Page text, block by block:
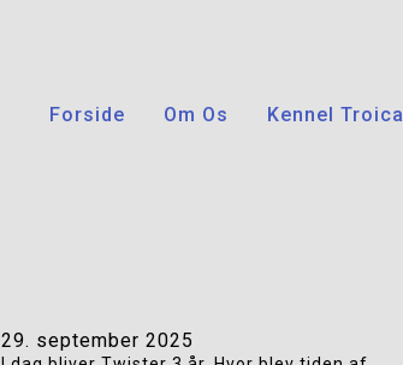
Forside Om Os Kennel Troica
29. september 2025